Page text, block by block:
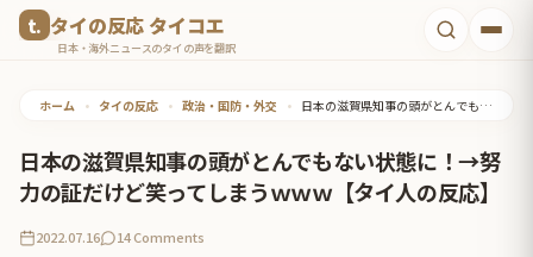
タイの反応 タイコエ
日本・海外ニュースのタイの声を翻訳
ホーム • タイの反応 • 政治・国防・外交 • 日本の滋賀県知事の頭がとんでもない状態に！→努力の証だけど笑ってしまうｗｗｗ【タイ人の反応】
日本の滋賀県知事の頭がとんでもない状態に！→努
力の証だけど笑ってしまうｗｗｗ【タイ人の反応】
2022.07.16 14 Comments